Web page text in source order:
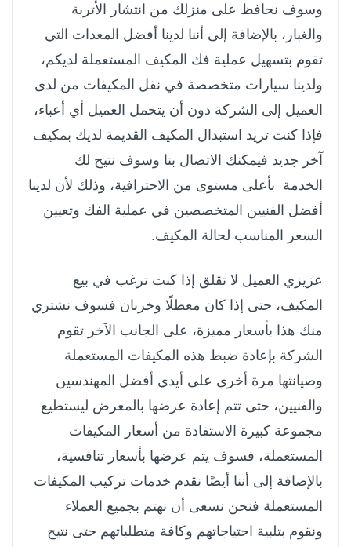
وسوف نحافظ على منزلك من انتشار الأتربة
والغبار، بالإضافة إلى أننا لدينا أفضل المعدات التي
تقوم بتسهيل عملية فك المكيف المستعملة لديكم،
ولدينا سيارات متخصصة في نقل المكيفات من لدى
العميل إلى الشركة دون أن يتحمل العميل أي أعباء،
فإذا كنت تريد استبدال المكيف القديمة لديك بمكيف
آخر جديد فيمكنك الاتصال بنا وسوف نتيح لك
الخدمة بأعلى مستوى من الاحترافية، وذلك لأن لدينا
أفضل الفنيين المتخصصين في عملية الفك وتعيين
السعر المناسب لحالة المكيف.
عزيزي العميل لا تقلق إذا كنت ترغب في بيع
المكيف، حتى إذا كان معطلًا وخربان فسوف نشتري
منك هذا بأسعار مميزة، على الجانب الآخر تقوم
الشركة بإعادة ضبط هذه المكيفات المستعملة
وصيانتها مرة أخرى على أيدي أفضل المهندسين
والفنيين، حتى تتم إعادة عرضها بالمعرض ليستطيع
مجموعة كبيرة الاستفادة من أسعار المكيفات
المستعملة، فسوف يتم عرضها بأسعار تنافسية،
بالإضافة إلى أننا أيضًا نقدم خدمات تركيب المكيفات
المستعملة فنحن نسعى أن نهتم بجميع العملاء
ونقوم بتلبية احتياجاتهم وكافة متطلباتهم حتى نتيح